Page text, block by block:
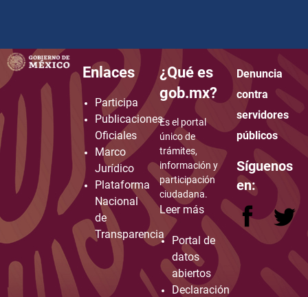
how to embed google map in website
Enlaces
Participa
Publicaciones
Oficiales
Marco
Jurídico
Plataforma
Nacional
de
Transparencia
¿Qué es
gob.mx?
Es el portal
único de
trámites,
información y
participación
ciudadana.
Leer más
Portal de
datos
abiertos
Declaración
Denuncia
contra
servidores
públicos
Síguenos
en: